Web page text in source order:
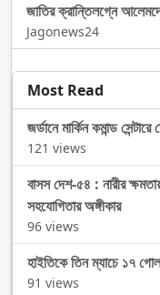
জাতির ক্রান্তিলগ্নে
Jagonews24
Most Read
জর্ডানে মার্কিন কমান্ড
121 views
বাসস দেশ-৫৪ : নারীর
সহযোগিতার অঙ্গীকার
96 views
হাইতিকে তিন ম্যাচে ১৭
91 views